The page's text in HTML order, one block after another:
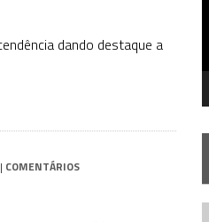
dando destaque a
| COMENTÁRIOS